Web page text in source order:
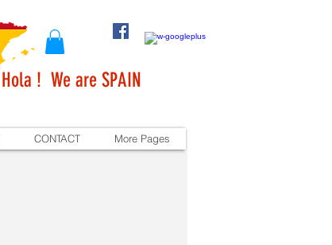
Hola ! We are SPAIN
CONTACT More Pages